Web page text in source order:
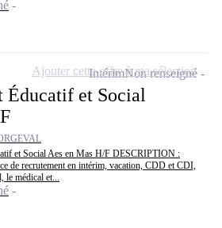
Éducatif et Social
et Social Aes en Mas H/F DESCRIPTION :
de recrutement en intérim, vacation, CDD et CDI,
le médical et...
IntérimNon renseigné
Ajouter cette offre à ma sélection